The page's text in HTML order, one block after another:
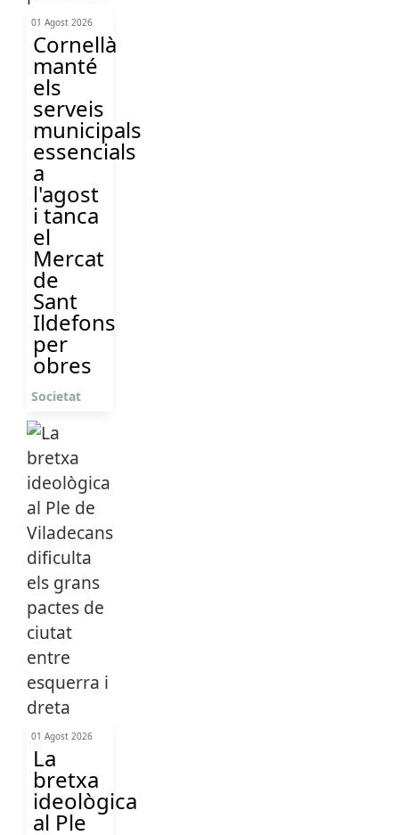
01 Agost 2026
Cornellà
manté
els
serveis
municipals
essencials
a
l'agost
i tanca
el
Mercat
de
Sant
Ildefons
per
obres
Societat
01 Agost 2026
La
bretxa
ideològica
al Ple